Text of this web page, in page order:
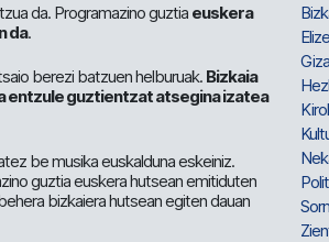
da. Programazino guztia euskera
da.
berezi batzuen helburuak. Bizkaia
entzule guztientzat atsegina izatea
be musika euskalduna eskeiniz.
guztia euskera hutsean emitiduten
bizkaiera hutsean egiten dauan